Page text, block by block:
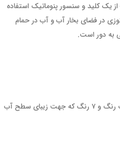
کلید و سنسور پنوماتیک استفاده
در فضای بخار آب و آب در حمام
به دور است.
دو نوع چراغ واتر پروف led داریم، تک رنگ و ۷ رنگ که جهت زیبای سطح آب